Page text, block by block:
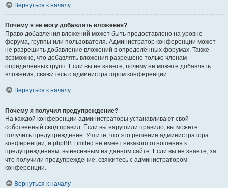
Вернуться к началу
Почему я не могу добавлять вложения?
Право добавления вложений может быть предоставлено на уровне
форума, группы или пользователя. Администратор конференции может
не разрешить добавление вложений в определённых форумах. Также
возможно, что добавлять вложения разрешено только членам
определённых групп. Если вы не знаете, почему не можете добавлять
вложения, свяжитесь с администратором конференции.
Вернуться к началу
Почему я получил предупреждение?
На каждой конференции администраторы устанавливают свой
собственный свод правил. Если вы нарушили правило, вы можете
получить предупреждение. Учтите, что это решение администратора
конференции, и phpBB Limited не имеет никакого отношения к
предупреждениям, вынесенным на данном сайте. Если вы не знаете, за
что получили предупреждение, свяжитесь с администратором
конференции.
Вернуться к началу